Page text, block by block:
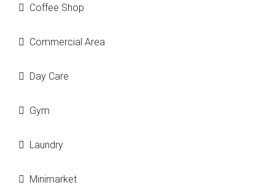
Coffee Shop
Commercial Area
Day Care
Gym
Laundry
Minimarket